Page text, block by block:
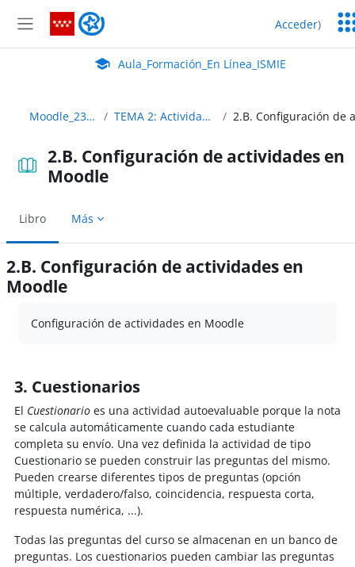
Panel lateral
Aula_Formación_En Línea_ISMIE Acceder)
Aula Virtual de EducaMadrid:
Aula_Formación_En Línea_ISMIE
Moodle_2324_Abierto TEMA 2: Actividades y evaluación
2.B. Configuración de actividades en
Moodle
Libro Más
2.B. Configuración de actividades en
Moodle
Configuración de actividades en Moodle
3. Cuestionarios
El Cuestionario es una actividad autoevaluable porque la nota
se calcula automáticamente cuando cada estudiante
completa su envío. Una vez definida la actividad de tipo
Cuestionario se pueden construir las preguntas del mismo.
Pueden crearse diferentes tipos de preguntas (opción
múltiple, verdadero/falso, coincidencia, respuesta corta,
respuesta numérica, ...).
Todas las preguntas del curso se almacenan en un banco de
preguntas. Los cuestionarios pueden cambiar las preguntas